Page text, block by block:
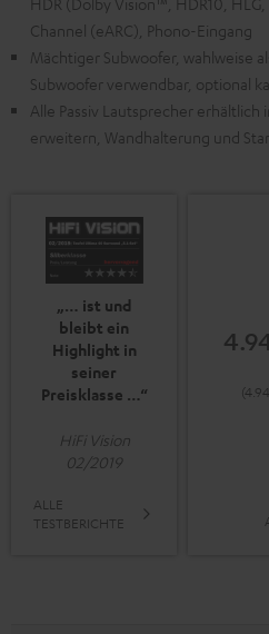
Channel (eARC), Phono-Eingang
Mächtiger Subwoofer, wahlweise
Subwoofer verwendbar, optional
Alle Passiv Lautsprecher erhältlich
erweitern, Wandhalterung und
„… ist und
bleibt ein
Highlight in
seiner
Preisklasse …“
HiFi Vision
02/2019
ALLE
TESTBERICHTE